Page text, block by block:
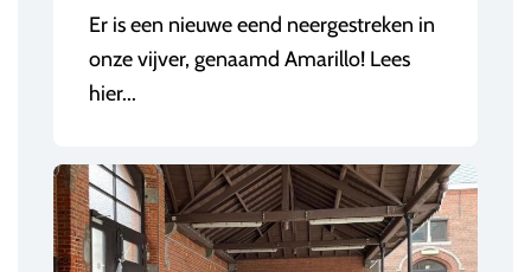
Er is een nieuwe eend neergestreken in
onze vijver, genaamd Amarillo! Lees
hier...